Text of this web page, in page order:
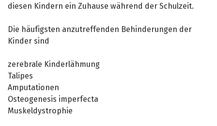
diesen Kindern ein Zuhause während der Schulzeit.
Die häufigsten anzutreffenden Behinderungen der
Kinder sind
zerebrale Kinderlähmung
Talipes
Amputationen
Osteogenesis imperfecta
Muskeldystrophie